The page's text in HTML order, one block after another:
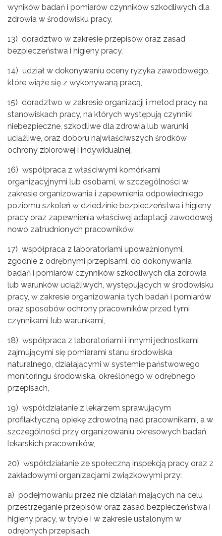
wyników badań i pomiarów czynników szkodliwych dla
zdrowia w środowisku pracy,
13) doradztwo w zakresie przepisów oraz zasad
bezpieczeństwa i higieny pracy,
14) udział w dokonywaniu oceny ryzyka zawodowego,
które wiąże się z wykonywaną pracą,
15) doradztwo w zakresie organizacji i metod pracy na
stanowiskach pracy, na których występują czynniki
niebezpieczne, szkodliwe dla zdrowia lub warunki
uciążliwe, oraz doboru najwłaściwszych środków
ochrony zbiorowej i indywidualnej,
16) współpraca z właściwymi komórkami
organizacyjnymi lub osobami, w szczególności w
zakresie organizowania i zapewnienia odpowiedniego
poziomu szkoleń w dziedzinie bezpieczeństwa i higieny
pracy oraz zapewnienia właściwej adaptacji zawodowej
nowo zatrudnionych pracowników,
17) współpraca z laboratoriami upoważnionymi,
zgodnie z odrębnymi przepisami, do dokonywania
badań i pomiarów czynników szkodliwych dla zdrowia
lub warunków uciążliwych, występujących w środowisku
pracy, w zakresie organizowania tych badań i pomiarów
oraz sposobów ochrony pracowników przed tymi
czynnikami lub warunkami,
18) współpraca z laboratoriami i innymi jednostkami
zajmującymi się pomiarami stanu środowiska
naturalnego, działającymi w systemie państwowego
monitoringu środowiska, określonego w odrębnego
przepisach,
19) współdziałanie z lekarzem sprawującym
profilaktyczną opiekę zdrowotną nad pracownikami, a w
szczególności przy organizowaniu okresowych badań
lekarskich pracowników,
20) współdziałanie ze społeczną inspekcją pracy oraz z
zakładowymi organizacjami związkowymi przy:
a) podejmowaniu przez nie działań mających na celu
przestrzeganie przepisów oraz zasad bezpieczeństwa i
higieny pracy, w trybie i w zakresie ustalonym w
odrębnych przepisach,